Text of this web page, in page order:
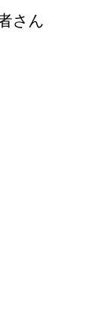
さん